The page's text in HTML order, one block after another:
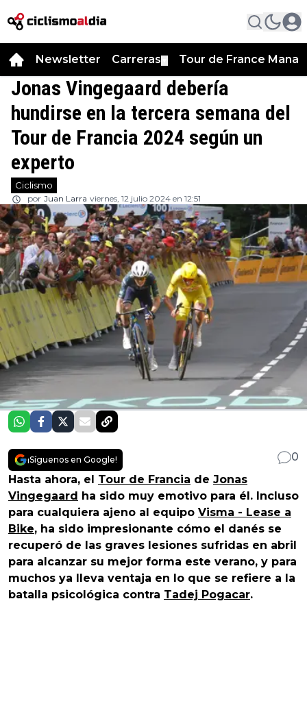
Newsletter Carreras Tour de France
Jonas Vingegaard debería
hundirse en la tercera semana del
Tour de Francia 2024 según un
experto
Ciclismo
por Juan Larra viernes, 12 julio 2024 en 12:51
¡Síguenos en Google!
0
Hasta ahora, el Tour de Francia de Jonas
Vingegaard ha sido muy emotivo para él. Incluso
para cualquiera ajeno al equipo Visma - Lease a
Bike, ha sido impresionante cómo el danés se
recuperó de las graves lesiones sufridas en abril
para alcanzar su mejor forma este verano, y para
muchos ya lleva ventaja en lo que se refiere a la
batalla psicológica contra Tadej Pogacar.